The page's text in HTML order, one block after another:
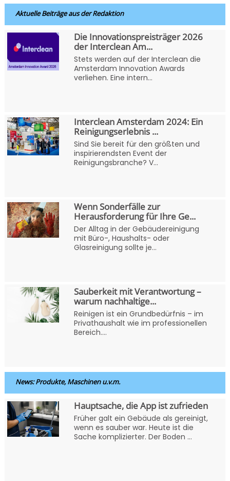
Aktuelle Beiträge aus der Redaktion
Die Innovationspreisträger 2026
der Interclean Am...
Stets werden auf der Interclean die
Amsterdam Innovation Awards
verliehen. Eine intern...
Interclean Amsterdam 2024: Ein
Reinigungserlebnis ...
Sind Sie bereit für den größten und
inspirierendsten Event der
Reinigungsbranche? V...
Wenn Sonderfälle zur
Herausforderung für Ihre Ge...
Der Alltag in der Gebäudereinigung
mit Büro-, Haushalts- oder
Glasreinigung sollte je...
Sauberkeit mit Verantwortung –
warum nachhaltige...
Reinigen ist ein Grundbedürfnis – im
Privathaushalt wie im professionellen
Bereich....
News: Produkte, Maschinen u.v.m.
Hauptsache, die App ist zufrieden
Früher galt ein Gebäude als gereinigt,
wenn es sauber war. Heute ist die
Sache komplizierter. Der Boden ...